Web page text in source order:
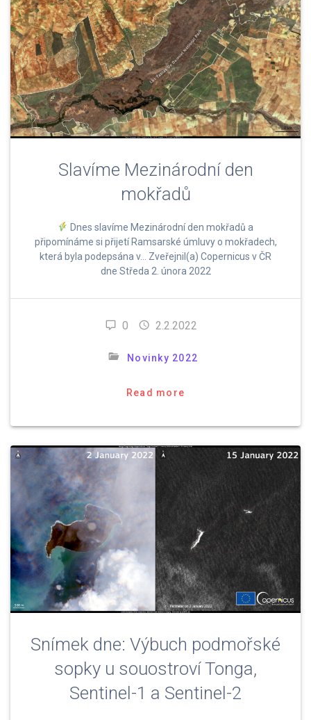
Slavíme Mezinárodní den
mokřadů
Dnes slavíme Mezinárodní den mokřadů a
připomínáme si přijetí Ramsarské úmluvy o mokřadech,
která byla podepsána v… Zveřejnil(a) Copernicus v ČR
dne Středa 2. února 2022
0 2.2.2022
Novinky 2022
Read more
Snímek dne: Výbuch podmořské
sopky u souostroví Tonga,
Sentinel-1 a Sentinel-2